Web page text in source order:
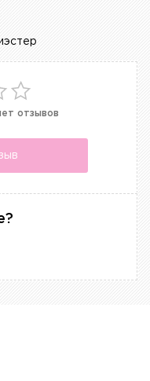
отзывов